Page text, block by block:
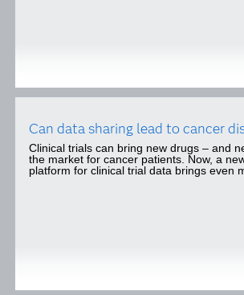
Can data sharing lead to cancer
Clinical trials can bring new drugs – and
the market for cancer patients. Now, a
platform for clinical trial data brings even